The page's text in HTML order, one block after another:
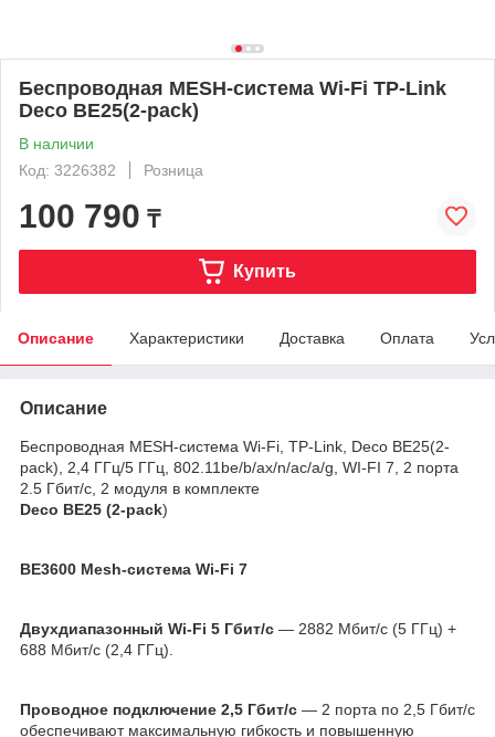
Беспроводная MESH-система Wi-Fi TP-Link
Deco BE25(2-pack)
В наличии
Код: 3226382
Розница
100 790 ₸
Купить
Описание Характеристики Доставка Оплата
Описание
Беспроводная MESH-система Wi-Fi, TP-Link, Deco BE25(2-
pack), 2,4 ГГц/5 ГГц, 802.11be/b/ax/n/ac/a/g, WI-FI 7, 2 порта
2.5 Гбит/с, 2 модуля в комплекте
Deco BE25 (2-pack)
BE3600 Mesh-система Wi-Fi 7
Двухдиапазонный Wi-Fi 5 Гбит/с — 2882 Мбит/с (5 ГГц) +
688 Мбит/с (2,4 ГГц).
Проводное подключение 2,5 Гбит/с — 2 порта по 2,5 Гбит/с
обеспечивают максимальную гибкость и повышенную